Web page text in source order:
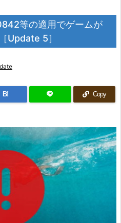
等の適用でゲームが
Update 5］
B! Copy